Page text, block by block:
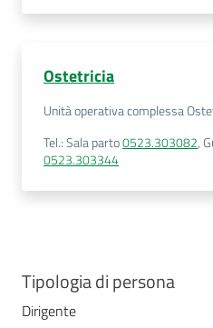
Salute
Novità
Imprese
ed Enti
Ostetricia
Unità operativa complessa
Tel.:Sala parto0523.303082,
0523.303344
Tipologia di persona
Dirigente